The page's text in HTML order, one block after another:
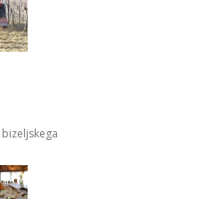
bizeljskega